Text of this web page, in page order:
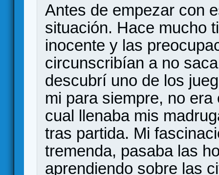
Antes de empezar con
situación. Hace mucho
inocente y las
circunscribían a no
descubrí uno de los
mi para siempre, no era
cual llenaba mis
tras partida. Mi
tremenda, pasaba las
aprendiendo sobre las